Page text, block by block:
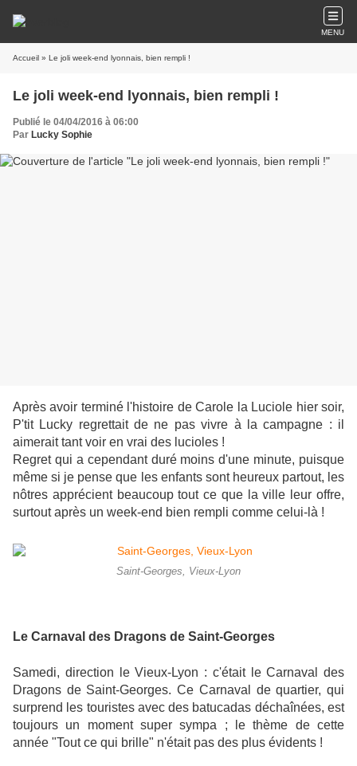
MENU
Accueil » Le joli week-end lyonnais, bien rempli !
Le joli week-end lyonnais, bien rempli !
Publié le 04/04/2016 à 06:00
Par Lucky Sophie
Après avoir terminé l'histoire de Carole la Luciole hier soir,
P'tit Lucky regrettait de ne pas vivre à la campagne : il
aimerait tant voir en vrai des lucioles !
Regret qui a cependant duré moins d'une minute, puisque
même si je pense que les enfants sont heureux partout, les
nôtres apprécient beaucoup tout ce que la ville leur offre,
surtout après un week-end bien rempli comme celui-là !
Saint-Georges, Vieux-Lyon
Le Carnaval des Dragons de Saint-Georges
Samedi, direction le Vieux-Lyon : c'était le Carnaval des
Dragons de Saint-Georges. Ce Carnaval de quartier, qui
surprend les touristes avec des batucadas déchaînées, est
toujours un moment super sympa ; le thème de cette
année "Tout ce qui brille" n'était pas des plus évidents !